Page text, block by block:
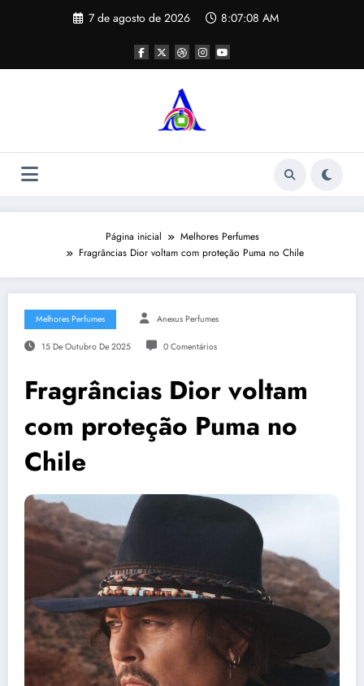
7 de agosto de 2026 8:07:09 AM
Página inicial
Melhores Perfumes
Fragrâncias Dior voltam com proteção Puma no Chile
Melhores Perfumes Anexus Perfumes
15 De Outubro De 2025 0 Comentários
Fragrâncias Dior voltam
com proteção Puma no
Chile